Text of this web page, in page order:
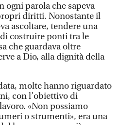
ogni parola che sapeva
diritti. Nonostante il
ascoltare, tendere una
costruire ponti tra le
che guardava oltre
a Dio, alla dignità della
molte hanno riguardato
con l’obiettivo di
«Non possiamo
o strumenti», era una